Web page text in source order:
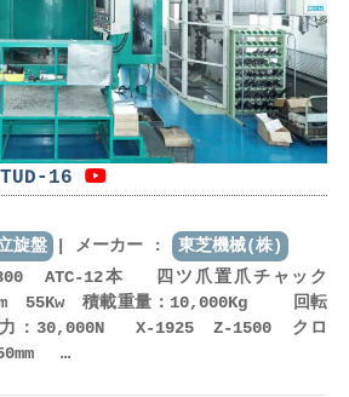
16
旋盤 メーカー :
東芝機械(株)
ATC-12本 四ツ爪置爪チャック
55Kw 積載重量：10,000Kg 回転
力：30,000N X-1925 Z-1500 クロ
…